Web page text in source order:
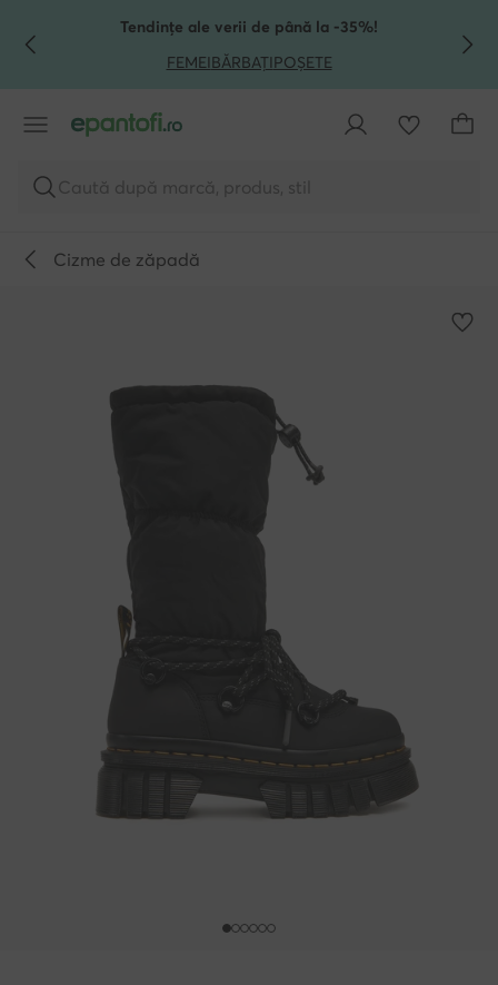
TRECI LA CONȚINUTUL PRINCIPAL
MERGI LA CĂUTARETendințe ale verii de până la -35%!
FEMEIBĂRBAȚIPOȘETE
Caută după marcă, produs, stil
Cizme de zăpadă